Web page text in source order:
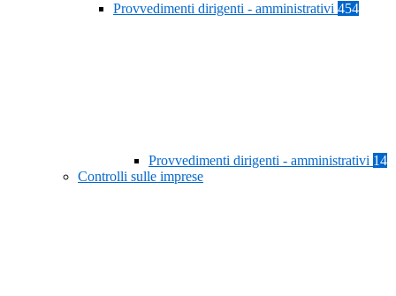
Provvedimenti dirigenti - amministrativi 454
Provvedimenti dirigenti - amministrativi 14
Controlli sulle imprese